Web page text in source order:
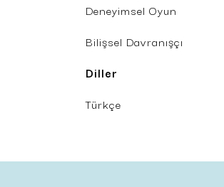
Deneyimsel Oyun
Bilişsel Davranışçı
Diller
Türkçe